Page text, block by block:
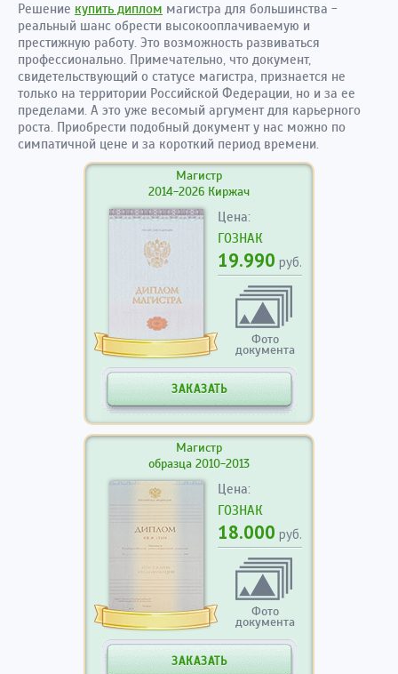
Решение купить диплом магистра для большинства -
реальный шанс обрести высокооплачиваемую и
престижную работу. Это возможность развиваться
профессионально. Примечательно, что документ,
свидетельствующий о статусе магистра, признается не
только на территории Российской Федерации, но и за ее
пределами. А это уже весомый аргумент для карьерного
роста. Приобрести подобный документ у нас можно по
симпатичной цене и за короткий период времени.
Магистр
2014-2026 Киржач
Цена:
ГОЗНАК
19.990 руб.
Фото
документа
ЗАКАЗАТЬ
Магистр
образца 2010-2013
Цена:
ГОЗНАК
18.000 руб.
Фото
документа
ЗАКАЗАТЬ